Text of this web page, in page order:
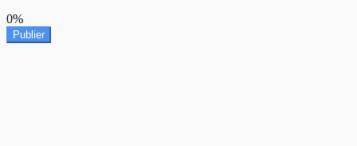
0%
Publier